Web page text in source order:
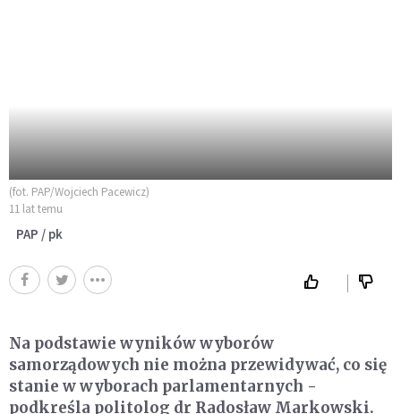
(fot. PAP/Wojciech Pacewicz)
11 lat temu
PAP / pk
Na podstawie wyników wyborów
samorządowych nie można przewidywać, co się
stanie w wyborach parlamentarnych -
podkreśla politolog dr Radosław Markowski.